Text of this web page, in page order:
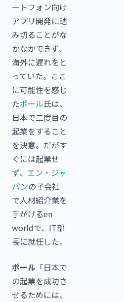
ートフォン向け
アプリ開発に踏
み切ることがな
かなかできず、
海外に遅れをと
っていた。ここ
に可能性を感じ
たポール氏は、
日本で二度目の
起業をすること
を決意。だがす
ぐには起業せ
ず、 エン・ジャ
パンの子会社
で人材紹介業を
手がけるen
worldで、IT部
長に就任した。
ポール 「日本で
の起業を成功さ
せるためには、